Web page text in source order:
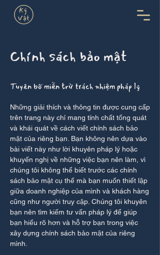
Chính sách bảo mật
Tuyên bố miễn trừ trách nhiệm pháp lý
Những giải thích và thông tin được cung cấp
trên trang này chỉ mang tính chất tổng quát
và khái quát về cách viết chính sách bảo
mật của riêng bạn. Bạn không nên dựa vào
bài viết này như lời khuyên pháp lý hoặc
khuyến nghị về những việc bạn nên làm, vì
chúng tôi không thể biết trước các chính
sách bảo mật cụ thể mà bạn muốn thiết lập
giữa doanh nghiệp của mình và khách hàng
cũng như người truy cập. Chúng tôi khuyên
bạn nên tìm kiếm tư vấn pháp lý để giúp
bạn hiểu rõ hơn và hỗ trợ bạn trong việc
xây dựng chính sách bảo mật của riêng
mình.